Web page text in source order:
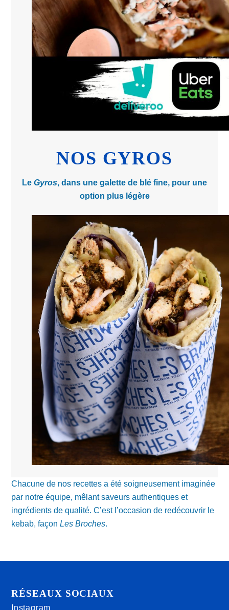
NOS GYROS
Le Gyros, dans une galette de blé fine, pour une
option plus légère
Chacune de nos recettes a été soigneusement imaginée
par notre équipe, mêlant saveurs authentiques et
ingrédients de qualité. C’est l’occasion de redécouvrir le
kebab, façon Les Broches.
RÉSEAUX SOCIAUX
Instagram